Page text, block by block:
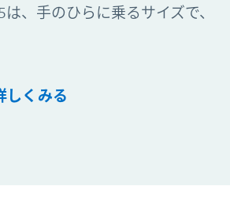
、手のひらに乗るサイズで、
しくみる